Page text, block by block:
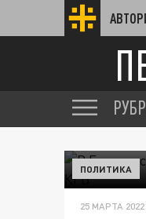
ПОЛИТИКА
25 МАРТА 2022